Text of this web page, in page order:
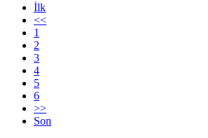
İlk
<<
1
2
3
4
5
6
>>
Son